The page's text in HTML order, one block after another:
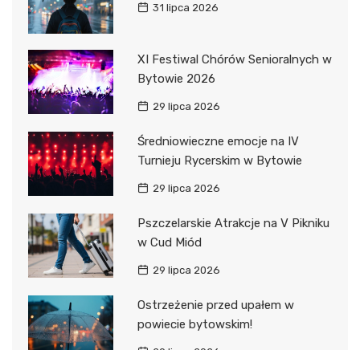
31 lipca 2026
XI Festiwal Chórów Senioralnych w
Bytowie 2026
29 lipca 2026
Średniowieczne emocje na IV
Turnieju Rycerskim w Bytowie
29 lipca 2026
Pszczelarskie Atrakcje na V Pikniku
w Cud Miód
29 lipca 2026
Ostrzeżenie przed upałem w
powiecie bytowskim!